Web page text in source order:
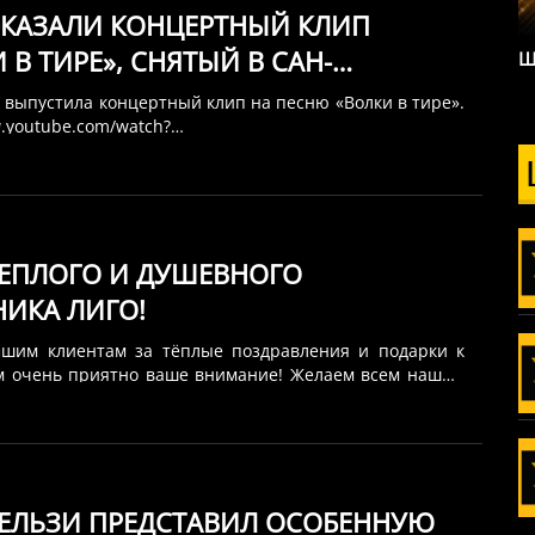
КОНЦЕРТНЫЙ КЛИП
В ТИРЕ», СНЯТЫЙ В САН-
концертный клип на песню «Волки в тире».
watch?
майских гастролях. Они были хороши.
вам концертную версию песни “Волки в тире”,
было». Клип был снят во время недавнего
тура ДДТ. На сцене вместе с коллективом
Дмитрий Емельянов — именно с ним Юрий
альбом «Волки в тире», вышедший летом 2023
И ДУШЕВНОГО
ЛИГО!
клиентам за тёплые поздравления и подарки к
приятно ваше внимание! Желаем всем нашим
ПРЕДСТАВИЛ ОСОБЕННУЮ